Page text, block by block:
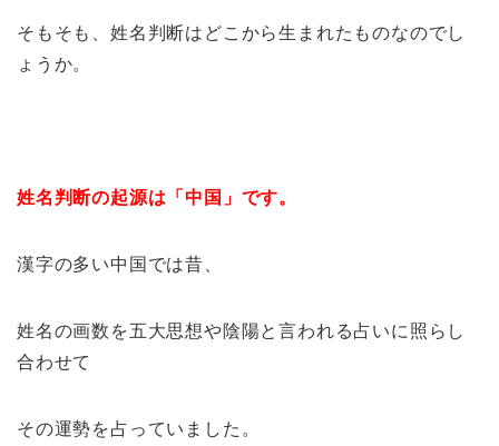
そもそも、姓名判断はどこから生まれたものなのでし
ょうか。
姓名判断の起源は「中国」です。
漢字の多い中国では昔、
姓名の画数を五大思想や陰陽と言われる占いに照らし
合わせて
その運勢を占っていました。